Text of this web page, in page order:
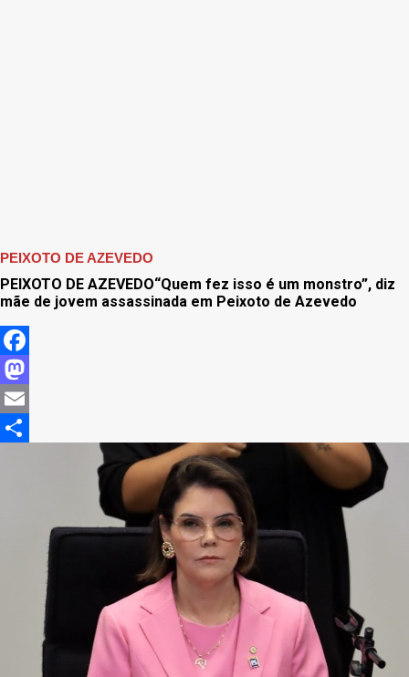
PEIXOTO DE AZEVEDO
PEIXOTO DE AZEVEDO“Quem fez isso é um monstro”, diz
mãe de jovem assassinada em Peixoto de Azevedo
Facebook
Mastodon
Email